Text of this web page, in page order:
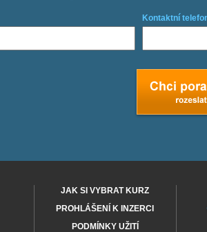
Kontaktní
JAK SI VYBRAT KURZ
PROHLÁŠENÍ K INZERCI
PODMÍNKY UŽITÍ